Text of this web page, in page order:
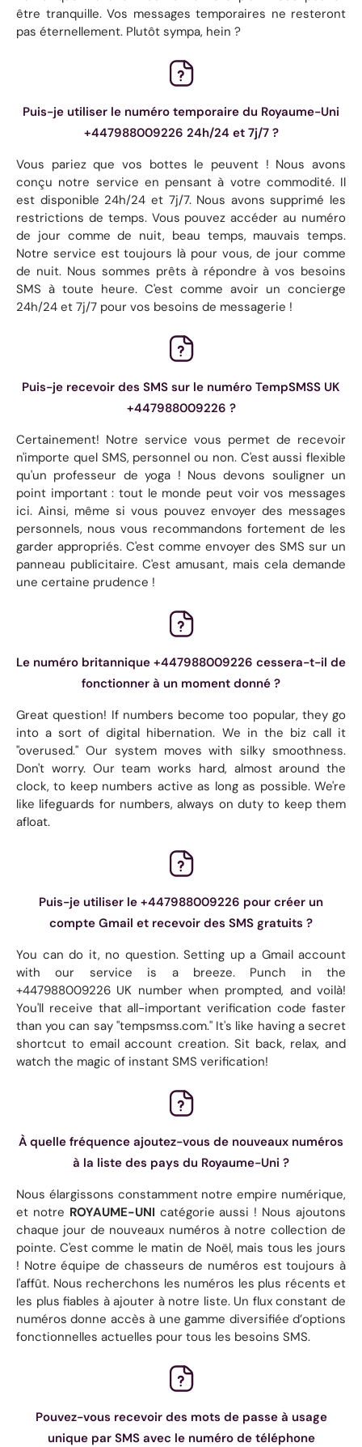
être tranquille. Vos messages temporaires ne resteront
pas éternellement. Plutôt sympa, hein ?
Puis-je utiliser le numéro temporaire du Royaume-Uni
+447988009226 24h/24 et 7j/7 ?
Vous pariez que vos bottes le peuvent ! Nous avons
conçu notre service en pensant à votre commodité. Il
est disponible 24h/24 et 7j/7. Nous avons supprimé les
restrictions de temps. Vous pouvez accéder au numéro
de jour comme de nuit, beau temps, mauvais temps.
Notre service est toujours là pour vous, de jour comme
de nuit. Nous sommes prêts à répondre à vos besoins
SMS à toute heure. C'est comme avoir un concierge
24h/24 et 7j/7 pour vos besoins de messagerie !
Puis-je recevoir des SMS sur le numéro TempSMSS UK
+447988009226 ?
Certainement! Notre service vous permet de recevoir
n'importe quel SMS, personnel ou non. C'est aussi flexible
qu'un professeur de yoga ! Nous devons souligner un
point important : tout le monde peut voir vos messages
ici. Ainsi, même si vous pouvez envoyer des messages
personnels, nous vous recommandons fortement de les
garder appropriés. C'est comme envoyer des SMS sur un
panneau publicitaire. C'est amusant, mais cela demande
une certaine prudence !
Le numéro britannique +447988009226 cessera-t-il de
fonctionner à un moment donné ?
Great question! If numbers become too popular, they go
into a sort of digital hibernation. We in the biz call it
"overused." Our system moves with silky smoothness.
Don't worry. Our team works hard, almost around the
clock, to keep numbers active as long as possible. We're
like lifeguards for numbers, always on duty to keep them
afloat.
Puis-je utiliser le +447988009226 pour créer un
compte Gmail et recevoir des SMS gratuits ?
You can do it, no question. Setting up a Gmail account
with our service is a breeze. Punch in the
+447988009226 UK number when prompted, and voilà!
You'll receive that all-important verification code faster
than you can say "tempsmss.com." It's like having a secret
shortcut to email account creation. Sit back, relax, and
watch the magic of instant SMS verification!
À quelle fréquence ajoutez-vous de nouveaux numéros
à la liste des pays du Royaume-Uni ?
Nous élargissons constamment notre empire numérique,
et notre ROYAUME-UNI catégorie aussi ! Nous ajoutons
chaque jour de nouveaux numéros à notre collection de
pointe. C'est comme le matin de Noël, mais tous les jours
! Notre équipe de chasseurs de numéros est toujours à
l'affût. Nous recherchons les numéros les plus récents et
les plus fiables à ajouter à notre liste. Un flux constant de
numéros donne accès à une gamme diversifiée d’options
fonctionnelles actuelles pour tous les besoins SMS.
Pouvez-vous recevoir des mots de passe à usage
unique par SMS avec le numéro de téléphone